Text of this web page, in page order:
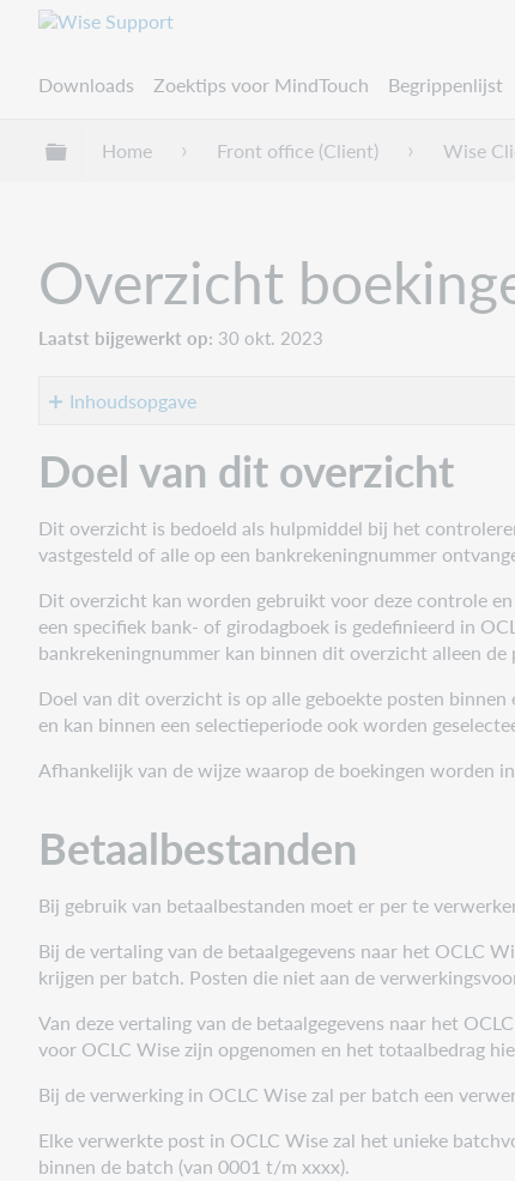
Downloads Zoektips voor MindTouch Begrippenlijst
Uitklappen/inklappen van globale hiërarchie
Home Front office (Client) Wise
Overzicht
Laatst bijgewerkt op 30 okt. 2023
Inhoudsopgave
van
overzicht
Betaalbestanden
Handmatige
verwerking
Overzicht
per
dagboek
Overzicht/Uitvoer:
Doel van dit overzicht
Dit overzicht is bedoeld als hulpmiddel bij het
vastgesteld of alle op een bankrekeningnummer
Dit overzicht kan worden gebruikt voor deze controle
een specifiek bank- of girodagboek is gedefinieerd in
bankrekeningnummer kan binnen dit overzicht alleen
Doel van dit overzicht is op alle geboekte posten
en kan binnen een selectieperiode ook worden
Afhankelijk van de wijze waarop de boekingen worden
Betaalbestanden
Bij gebruik van betaalbestanden moet er per te
Bij de vertaling van de betaalgegevens naar het OCLC
krijgen per batch. Posten die niet aan de
Van deze vertaling van de betaalgegevens naar het
voor OCLC Wise zijn opgenomen en het totaalbedrag
Bij de verwerking in OCLC Wise zal per batch een
Elke verwerkte post in OCLC Wise zal het unieke
binnen de batch (van 0001 t/m xxxx).